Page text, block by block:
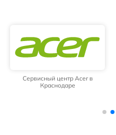
Сервисный центр Acer в
Краснодаре